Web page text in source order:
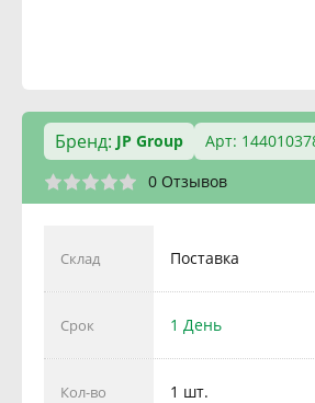
Бренд: JP Group
Арт:
0 Отзывов
Склад Поставка
Срок 1 День
Кол-во 1 шт.